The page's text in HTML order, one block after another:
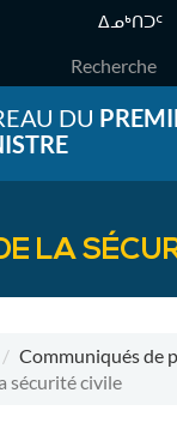
ᐃᓄᒃᑎᑐᑦ
Recherche
DU
LA
Communiqués de
sécurité civile